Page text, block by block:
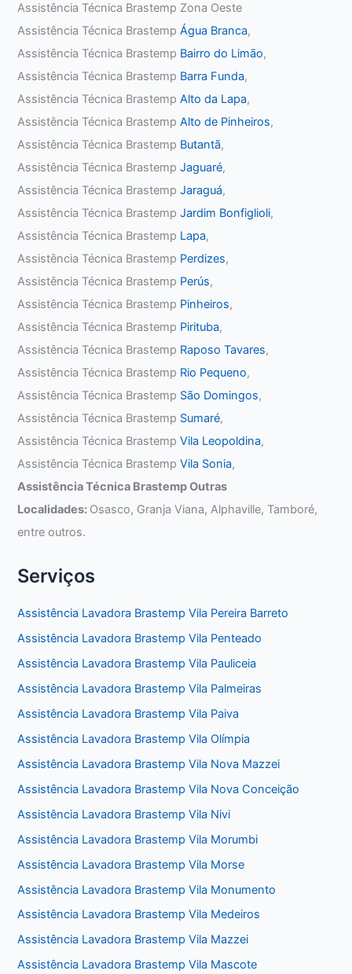
Assistência Técnica Brastemp Zona Oeste
Assistência Técnica BrastempÁgua Branca,
Assistência Técnica Brastemp Bairro do Limão,
Assistência Técnica Brastemp Barra Funda,
Assistência Técnica BrastempAlto da Lapa,
Assistência Técnica BrastempAlto de Pinheiros,
Assistência Técnica Brastemp Butantã,
Assistência Técnica BrastempJaguaré,
Assistência Técnica BrastempJaraguá,
Assistência Técnica BrastempJardim Bonfiglioli,
Assistência Técnica Brastemp Lapa,
Assistência Técnica Brastemp Perdizes,
Assistência Técnica Brastemp Perús,
Assistência Técnica Brastemp Pinheiros,
Assistência Técnica Brastemp Pirituba,
Assistência Técnica Brastemp Raposo Tavares,
Assistência Técnica Brastemp Rio Pequeno,
Assistência Técnica Brastemp São Domingos,
Assistência Técnica Brastemp Sumaré,
Assistência Técnica BrastempVila Leopoldina,
Assistência Técnica BrastempVila Sonia,
Assistência Técnica Brastemp Outras
Localidades: Osasco, Granja Viana, Alphaville, Tamboré,
entre outros.
Serviços
Assistência Lavadora Brastemp Vila Pereira Barreto
Assistência Lavadora Brastemp Vila Penteado
Assistência Lavadora Brastemp Vila Pauliceia
Assistência Lavadora Brastemp Vila Palmeiras
Assistência Lavadora Brastemp Vila Paiva
Assistência Lavadora Brastemp Vila Olímpia
Assistência Lavadora Brastemp Vila Nova Mazzei
Assistência Lavadora Brastemp Vila Nova Conceição
Assistência Lavadora Brastemp Vila Nivi
Assistência Lavadora Brastemp Vila Morumbi
Assistência Lavadora Brastemp Vila Morse
Assistência Lavadora Brastemp Vila Monumento
Assistência Lavadora Brastemp Vila Medeiros
Assistência Lavadora Brastemp Vila Mazzei
Assistência Lavadora Brastemp Vila Mascote